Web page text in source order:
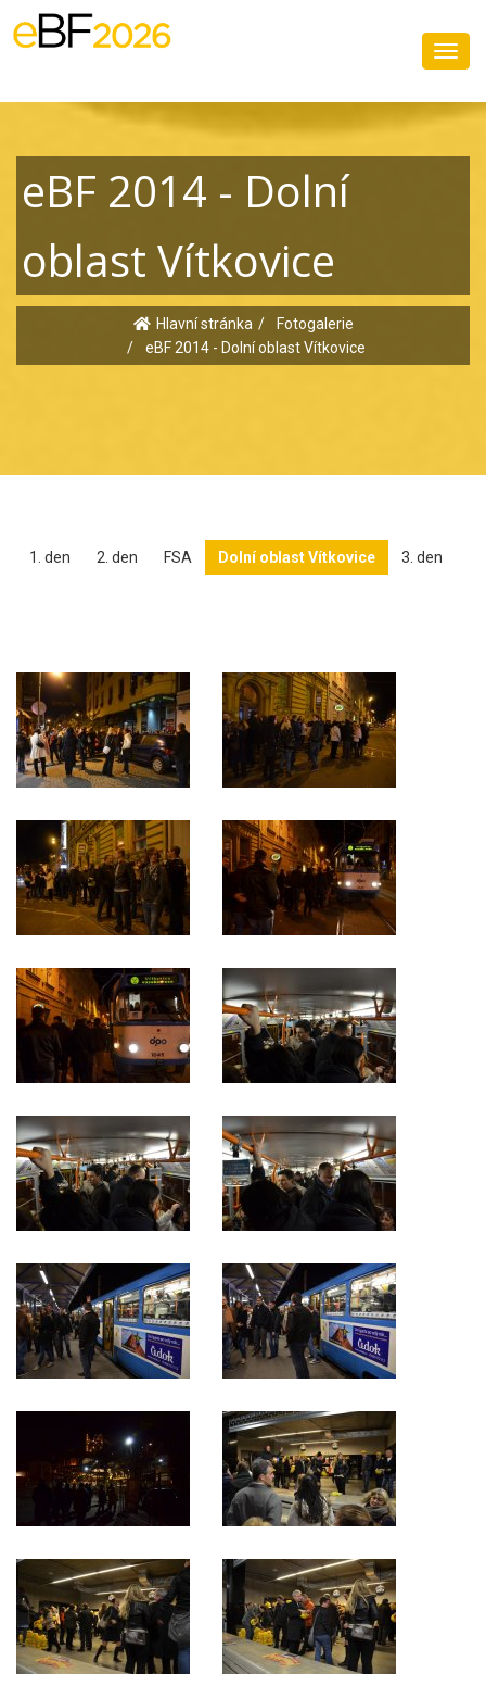
eBF 2014 - Dolní
oblast Vítkovice
Hlavní stránka
Fotogalerie
eBF 2014 - Dolní oblast Vítkovice
1. den 2. den FSA Dolní oblast Vítkovice 3. den